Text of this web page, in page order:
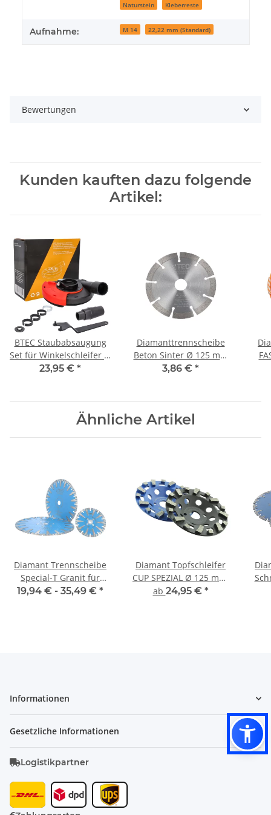
Naturstein
Kleberreste
Aufnahme: M 14 22,22 mm (Standard)
Bewertungen
Kunden kauften dazu folgende
Artikel:
BTEC Staubabsaugung
Set für Winkelschleifer Ø
115–125 mm –
& Spannschlüssel
23,95 € *
Diamanttrennscheibe
Beton Sinter Ø 125 mm
Bohrung 22,22 mm
3,86 € *
Ähnliche Artikel
Diamant Trennscheibe
Special-T Granit für
Granit, Beton, Natur- &
19,94 € - 35,49 € *
Diamant Topfschleifer
CUP SPEZIAL Ø 125 mm,
Bauhöhe 22 mm,
ab 24,95 € *
Informationen
Gesetzliche Informationen
Logistikpartner